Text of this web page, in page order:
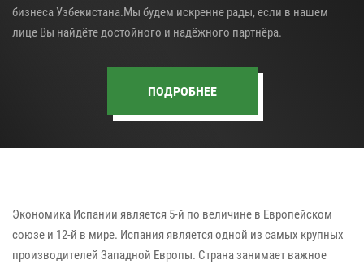
бизнеса Узбекистана.Мы будем искренне рады, если в нашем
лице Вы найдёте достойного и надёжного партнёра.
ПОДРОБНЕЕ
Экономика Испании является 5-й по величине в Европейском
союзе и 12-й в мире. Испания является одной из самых крупных
производителей Западной Европы. Страна занимает важное